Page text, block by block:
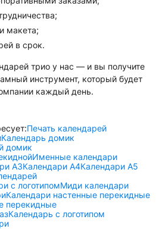
макета;
в срок.
трио у нас — и вы получите
инструмент, который будет
каждый день.
Печать календарей
Календарь домик
домик
Именные календари
А3Календари А4Календари А5
с логотипомМиди календари
Календари настенные перекидные
перекидные
Календарь с логотипом